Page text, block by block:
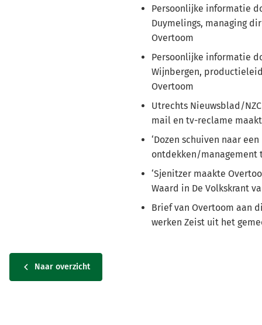
Persoonlijke informatie
Duymelings, managing
Overtoom
Persoonlijke informatie
Wijnbergen,
Overtoom
Utrechts Nieuwsblad/
mail en tv-reclame
‘Dozen schuiven naar
ontdekken/management
‘Sjenitzer maakte
Waard in De Volkskrant
Brief van Overtoom aan
werken Zeist uit het
Naar overzicht